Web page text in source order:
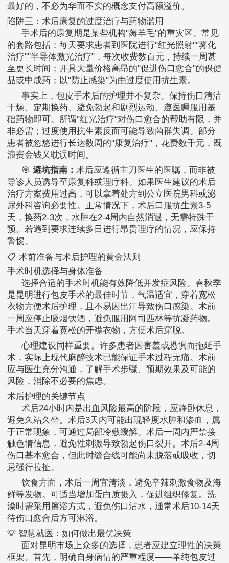
最好的，不必为华而不实的概念支付高额溢价。
陷阱三：术后康复的过度治疗与药物滥用
手术后的康复期是某些机构"薅羊毛"的重灾区。常见
的套路包括：每天要求患者到医院进行"红光照射""雾化
治疗""半导体激光治疗"，每次收费数百元，持续一周甚
至更长时间；开具大量价格高昂的"促进伤口愈合"的保健
品或中成药；以"防止感染"为由过度使用抗生素。
事实上，包皮手术后的护理并不复杂。保持伤口清洁
干燥、定期换药、避免勃起和剧烈运动、遵医嘱服用基
础药物即可。所谓"红光治疗"对伤口愈合的帮助有限，并
非必需；过度使用抗生素反而可能导致菌群失调。部分
患者被忽悠进行长达数周的"康复治疗"，花费数千元，既
浪费金钱又耽误时间。
🎯 避坑指南： 术后应遵循主刀医生的医嘱，而非被
导诊人员诱导至康复科或理疗科。如果医生建议的术后
治疗方案费用过高，可以拿着处方到公立医院男科或泌
尿外科咨询必要性。正常情况下，术后口服抗生素3-5
天，换药2-3次，水肿在2-4周内自然消退，无需特殊干
预。若遇到要求连续多日进行昂贵理疗的情况，应保持
警惕。
📋 术前准备与术后护理的黄金法则
手术时机选择与身体准备
选择合适的手术时机能有效降低并发症风险。春秋季
是昆明进行包皮手术的最佳时节，气温适宜，穿着宽松
衣物方便术后护理，且不易因出汗导致伤口感染。术前
一周应停止吸烟饮酒，避免服用阿司匹林等抗凝药物。
手术当天穿着宽松的开襟衣物，方便术后穿脱。
心理建设同样重要。许多患者因害羞或恐惧而拖延手
术，实际上现代麻醉技术已能保证手术过程无痛。术前
应与医生充分沟通，了解手术步骤、预期效果及可能的
风险，消除不必要的焦虑。
术后护理的关键节点
术后24小时内是出血风险最高的阶段，应静卧休息，
避免久站久坐。术后3天内可能出现轻度水肿和渗血，属
于正常现象，可通过局部冷敷缓解。术后一周内严禁接
触色情信息，避免性刺激导致勃起伤口裂开。术后2-4周
伤口基本愈合，但此时缝合线可能尚未脱落或吸收，切
忌强行拉扯。
饮食方面，术后一周宜清淡，避免辛辣刺激食物及海
鲜等发物。可适当增加蛋白质摄入，促进组织修复。洗
澡时需采用擦浴方式，避免伤口沾水，通常术后10-14天
待伤口愈合后方可淋浴。
💡 智慧就医：如何做出最优决策
面对昆明市场上众多的选择，患者应建立理性的决策
框架。首先，明确自身病情的严重程度——单纯包皮过